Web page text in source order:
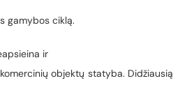
gamybos ciklą.
ir
objektų statyba. Didžiausią